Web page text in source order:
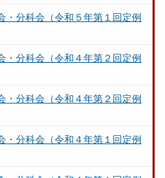
分科会（令和５年第１回定例
分科会（令和４年第２回定例
分科会（令和４年第２回定例
分科会（令和４年第１回定例